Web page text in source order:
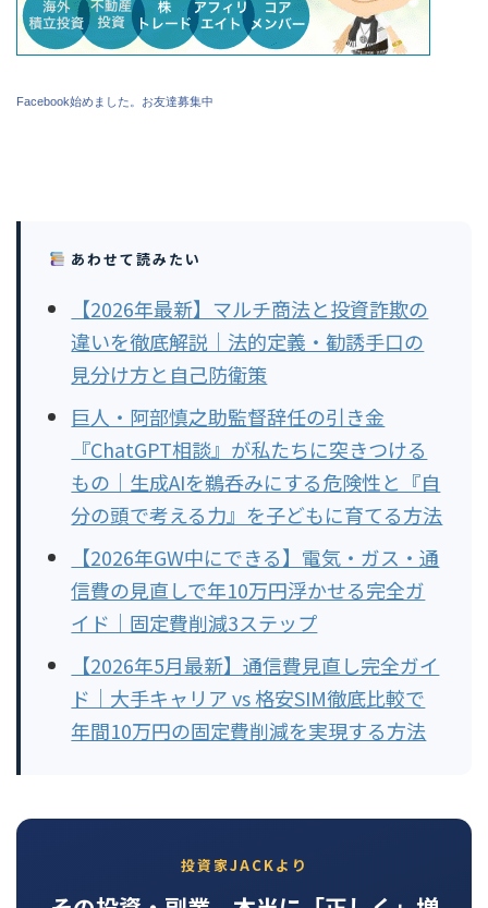
Facebook始めました。お友達募集中
あわせて読みたい
【2026年最新】マルチ商法と投資詐欺の
違いを徹底解説｜法的定義・勧誘手口の
見分け方と自己防衛策
巨人・阿部慎之助監督辞任の引き金
『ChatGPT相談』が私たちに突きつける
もの｜生成AIを鵜呑みにする危険性と『自
分の頭で考える力』を子どもに育てる方法
【2026年GW中にできる】電気・ガス・通
信費の見直しで年10万円浮かせる完全ガ
イド｜固定費削減3ステップ
【2026年5月最新】通信費見直し完全ガイ
ド｜大手キャリア vs 格安SIM徹底比較で
年間10万円の固定費削減を実現する方法
投資家JACKより